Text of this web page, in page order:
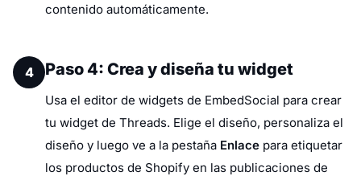
contenido automáticamente.
4 Paso 4: Crea y diseña tu widget
Usa el editor de widgets de EmbedSocial para crear
tu widget de Threads. Elige el diseño, personaliza el
diseño y luego ve a la pestaña Enlace para etiquetar
los productos de Shopify en las publicaciones de